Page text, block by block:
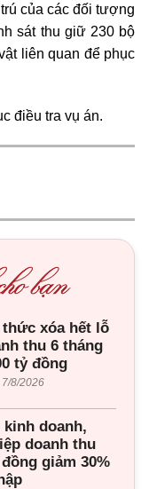
của các đối tượng
sát thu giữ 230 bộ
liên quan để phục
điều tra vụ án.
thức xóa hết lỗ
thu 6 tháng
tỷ đồng
8/2026
doanh,
doanh thu
giảm 30%